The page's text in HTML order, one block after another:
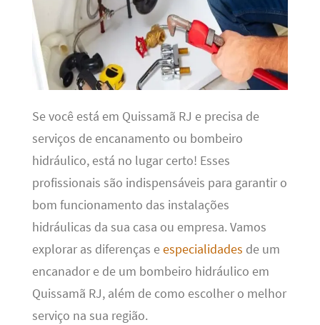
Se você está em Quissamã RJ e precisa de
serviços de encanamento ou bombeiro
hidráulico, está no lugar certo! Esses
profissionais são indispensáveis para garantir o
bom funcionamento das instalações
hidráulicas da sua casa ou empresa. Vamos
explorar as diferenças eespecialidades de um
encanador e de um bombeiro hidráulico em
Quissamã RJ, além de como escolher o melhor
serviço na sua região.